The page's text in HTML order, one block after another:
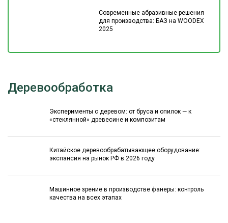
Современные абразивные решения
для производства: БАЗ на WOODEX
2025
Деревообработка
Эксперименты с деревом: от бруса и опилок — к
«стеклянной» древесине и композитам
Китайское деревообрабатывающее оборудование:
экспансия на рынок РФ в 2026 году
Машинное зрение в производстве фанеры: контроль
качества на всех этапах